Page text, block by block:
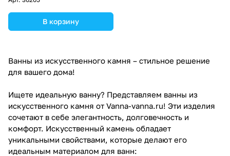
В корзину
Ванны из искусственного камня – стильное решение
для вашего дома!
Ищете идеальную ванну? Представляем ванны из
искусственного камня от Vanna-vanna.ru! Эти изделия
сочетают в себе элегантность, долговечность и
комфорт. Искусственный камень обладает
уникальными свойствами, которые делают его
идеальным материалом для ванн: